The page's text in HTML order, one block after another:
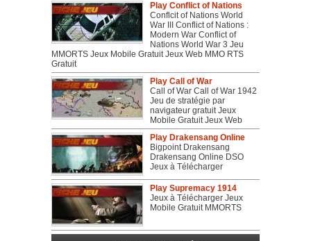
Play Conflict of Nations
Conflcit of Nations World
War III Conflict of Nations :
Modern War Conflict of
Nations World War 3 Jeu
MMORTS Jeux Mobile Gratuit Jeux Web MMO RTS
Gratuit
Play Call of War
Call of War Call of War 1942
Jeu de stratégie par
navigateur gratuit Jeux
Mobile Gratuit Jeux Web
Play Drakensang Online
Bigpoint Drakensang
Drakensang Online DSO
Jeux à Télécharger
Play Supremacy 1914
Jeux à Télécharger Jeux
Mobile Gratuit MMORTS